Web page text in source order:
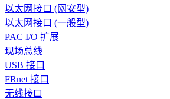
以太网接口 (网安型)
以太网接口 (一般型)
PAC I/O 扩展
现场总线
USB 接口
FRnet 接口
无线接口